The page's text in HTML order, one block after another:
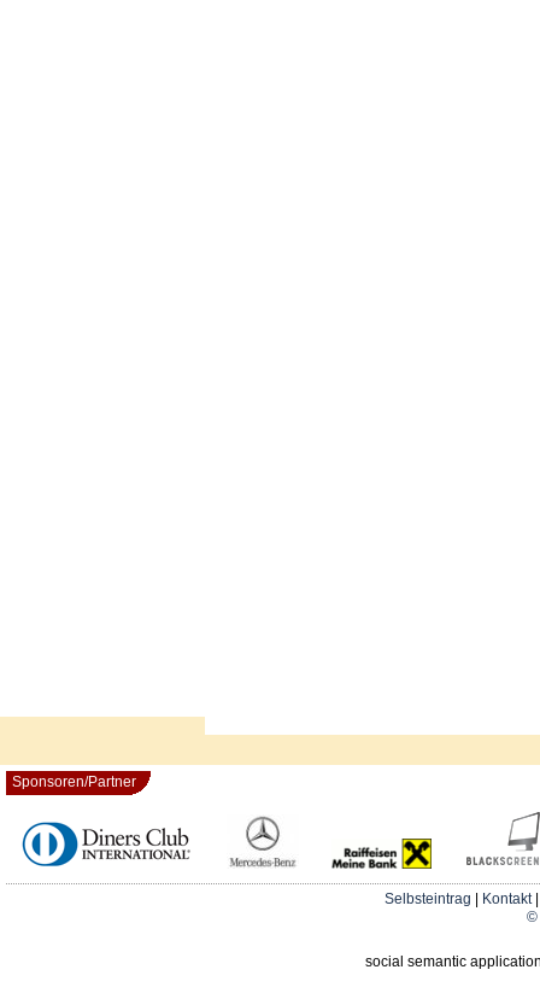
Sponsoren/Partner
Selbsteintrag Kontakt
©
social semantic